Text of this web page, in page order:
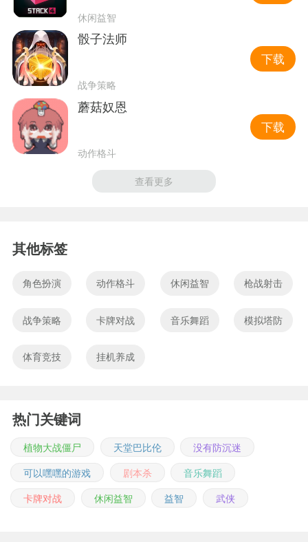
休闲益智
骰子法师
战争策略
下载
蘑菇奴恩
动作格斗
下载
查看更多
其他标签
角色扮演 动作格斗 休闲益智 枪战射击
战争策略 卡牌对战 音乐舞蹈 模拟塔防
体育竞技 挂机养成
热门关键词
植物大战僵尸 天堂巴比伦
没有防沉迷
可以嘿嘿的游戏
剧本杀
音乐舞蹈
卡牌对战
休闲益智 益智 武侠